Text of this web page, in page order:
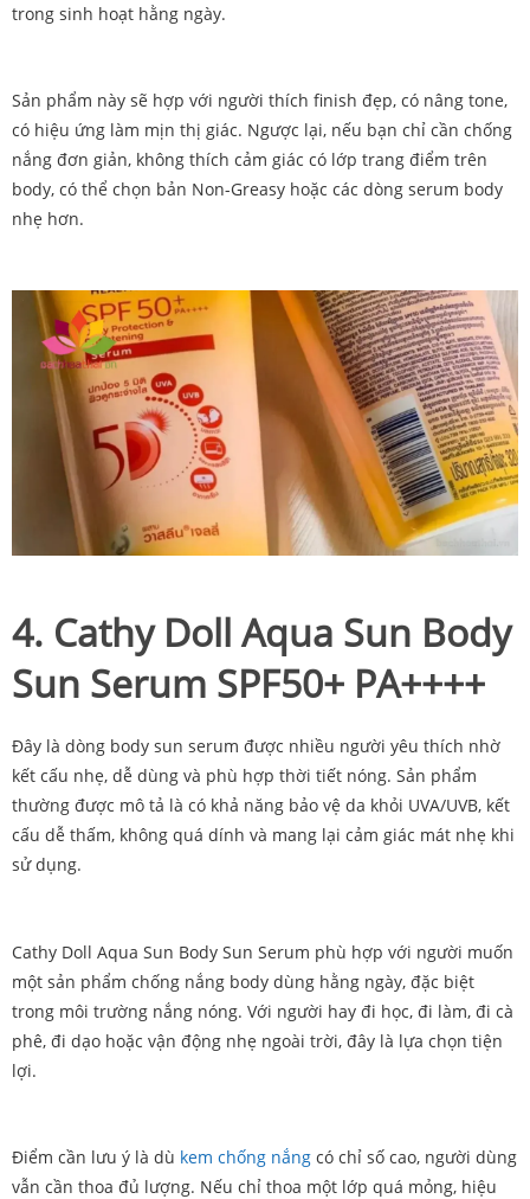
trong sinh hoạt hằng ngày.
Sản phẩm này sẽ hợp với người thích finish đẹp, có nâng tone,
có hiệu ứng làm mịn thị giác. Ngược lại, nếu bạn chỉ cần chống
nắng đơn giản, không thích cảm giác có lớp trang điểm trên
body, có thể chọn bản Non-Greasy hoặc các dòng serum body
nhẹ hơn.
4. Cathy Doll Aqua Sun Body
Sun Serum SPF50+ PA++++
Đây là dòng body sun serum được nhiều người yêu thích nhờ
kết cấu nhẹ, dễ dùng và phù hợp thời tiết nóng. Sản phẩm
thường được mô tả là có khả năng bảo vệ da khỏi UVA/UVB, kết
cấu dễ thấm, không quá dính và mang lại cảm giác mát nhẹ khi
sử dụng.
Cathy Doll Aqua Sun Body Sun Serum phù hợp với người muốn
một sản phẩm chống nắng body dùng hằng ngày, đặc biệt
trong môi trường nắng nóng. Với người hay đi học, đi làm, đi cà
phê, đi dạo hoặc vận động nhẹ ngoài trời, đây là lựa chọn tiện
lợi.
Điểm cần lưu ý là dù kem chống nắng có chỉ số cao, người dùng
vẫn cần thoa đủ lượng. Nếu chỉ thoa một lớp quá mỏng, hiệu